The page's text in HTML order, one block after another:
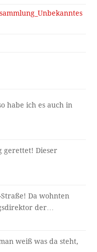
habe ich es auch in
gerettet! Dieser
Straße! Da wohnten
der…
weiß was da steht,